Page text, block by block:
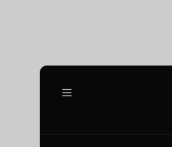
Conversaciones
NUEVO CHAT